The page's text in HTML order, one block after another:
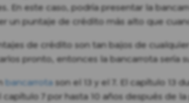
En este caso, podría presentar la
un puntaje de crédito más alto que
de crédito son tan bajos de
pronto, entonces la bancarrota sería
bancarrotason el 13 y el 7. El capítulo 13
7 por hasta 10 años después de